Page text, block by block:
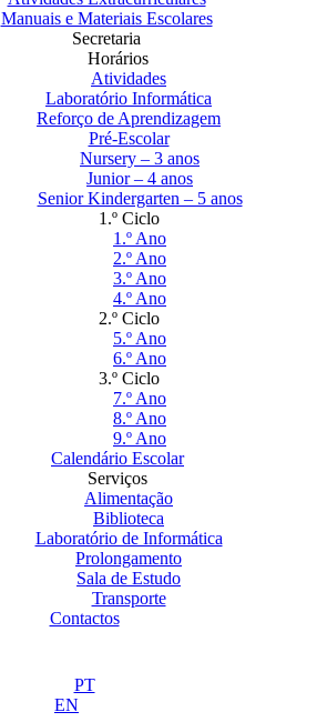
Manuais e Materiais Escolares
Secretaria
Horários
Atividades
Laboratório Informática
Reforço de Aprendizagem
Pré-Escolar
Nursery – 3 anos
Junior – 4 anos
Senior Kindergarten – 5 anos
1.º Ciclo
1.º Ano
2.º Ano
3.º Ano
4.º Ano
2.º Ciclo
5.º Ano
6.º Ano
3.º Ciclo
7.º Ano
8.º Ano
9.º Ano
Calendário Escolar
Serviços
Alimentação
Biblioteca
Laboratório de Informática
Prolongamento
Sala de Estudo
Transporte
Contactos
PT
EN